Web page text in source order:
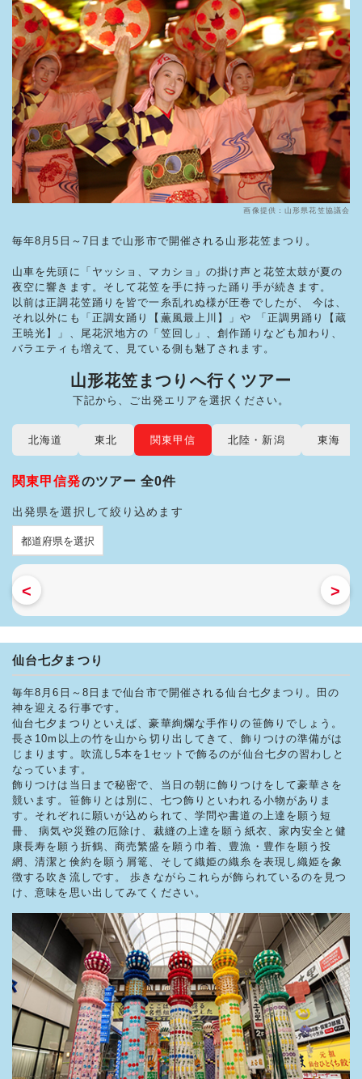
画像提供：山形県花笠協議会
毎年8月5日～7日まで山形市で開催される山形花笠まつり。
山車を先頭に「ヤッショ、マカショ」の掛け声と花笠太鼓が夏の
夜空に響きます。そして花笠を手に持った踊り手が続きます。
以前は正調花笠踊りを皆で一糸乱れぬ様が圧巻でしたが、 今は、
それ以外にも「正調女踊り【薫風最上川】」や 「正調男踊り【蔵
王暁光】」、尾花沢地方の「笠回し」、創作踊りなども加わり、
バラエティも増えて、見ている側も魅了されます。
山形花笠まつりへ行くツアー
下記から、ご出発エリアを選択ください。
北海道 東北 関東甲信 北陸・新潟 東海
関東甲信発のツアー 全0件
出発県を選択して絞り込めます
< >
仙台七夕まつり
毎年8月6日～8日まで仙台市で開催される仙台七夕まつり。田の
神を迎える行事です。
仙台七夕まつりといえば、豪華絢爛な手作りの笹飾りでしょう。
長さ10m以上の竹を山から切り出してきて、飾りつけの準備がは
じまります。吹流し5本を1セットで飾るのが仙台七夕の習わしと
なっています。
飾りつけは当日まで秘密で、当日の朝に飾りつけをして豪華さを
競います。笹飾りとは別に、七つ飾りといわれる小物がありま
す。それぞれに願いが込められて、学問や書道の上達を願う短
冊、 病気や災難の厄除け、裁縫の上達を願う紙衣、家内安全と健
康長寿を願う折鶴、商売繁盛を願う巾着、豊漁・豊作を願う投
網、清潔と倹約を願う屑篭、そして織姫の織糸を表現し織姫を象
徴する吹き流しです。 歩きながらこれらが飾られているのを見つ
け、意味を思い出してみてください。